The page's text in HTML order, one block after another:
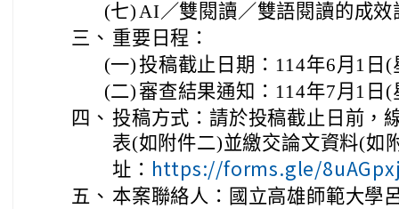
(七)AI／雙閱讀／雙語閱讀的成效
三、 重要日程：
(一)投稿截止日期：114年6月1日(
(二) 審查結果通知：114年7月1日(
四、 投稿方式：請於投稿截止日前，
表(如附件二)並繳交論文資料(如
址： https://forms.gle/
五、 本案聯絡人：國立高雄師範大學